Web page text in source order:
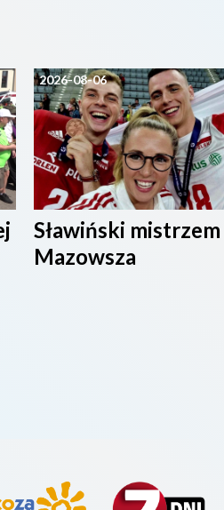
2026-08-06
Sławiński mistrzem
Mazowsza